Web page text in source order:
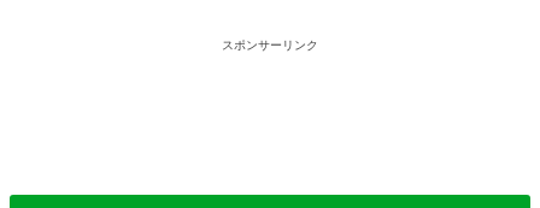
スポンサーリンク